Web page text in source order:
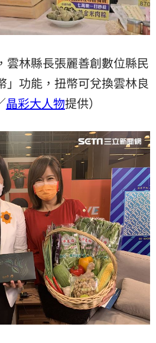
林縣長張麗善創數位縣民
」功能，扭幣可兌換雲林良
晶彩大人物提供）